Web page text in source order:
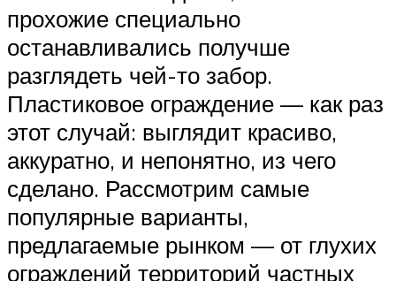
прохожие специально
останавливались получше
разглядеть чей-то забор.
Пластиковое ограждение — как раз
этот случай: выглядит красиво,
аккуратно, и непонятно, из чего
сделано. Рассмотрим самые
популярные варианты,
предлагаемые рынком — от глухих
ограждений территорий частных